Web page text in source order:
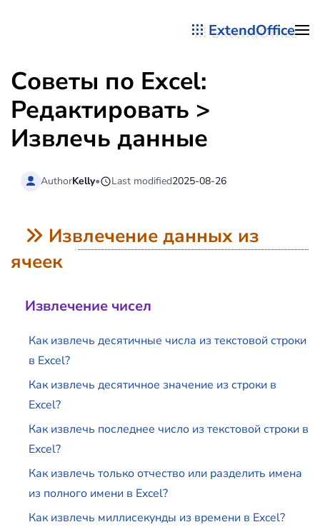
ExtendOffice
Советы по Excel:
Редактировать >
Извлечь данные
AuthorKelly• Last modified2025-08-26
Извлечение данных из
ячеек
Извлечение чисел
Как извлечь десятичные числа из текстовой строки
в Excel?
Как извлечь десятичное значение из строки в
Excel?
Как извлечь последнее число из текстовой строки в
Excel?
Как извлечь только отчество или разделить имена
из полного имени в Excel?
Как извлечь миллисекунды из времени в Excel?